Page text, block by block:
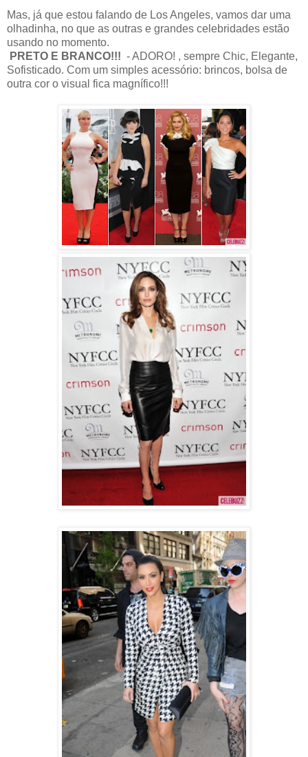
Mas, já que estou falando de Los Angeles, vamos dar uma
olhadinha, no que as outras e grandes celebridades estão
usando no momento.
PRETO E BRANCO!!! - ADORO! , sempre Chic, Elegante,
Sofisticado. Com um simples acessório: brincos, bolsa de
outra cor o visual fica magnífico!!!